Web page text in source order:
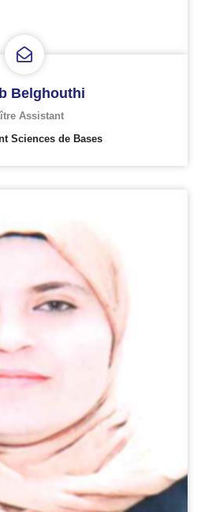
Belghouthi
Assistant
Sciences de Bases